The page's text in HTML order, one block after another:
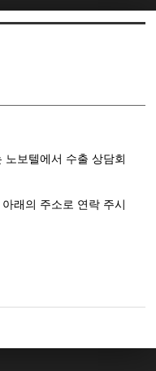
보텔에서 수출 상담회
래의 주소로 연락 주시